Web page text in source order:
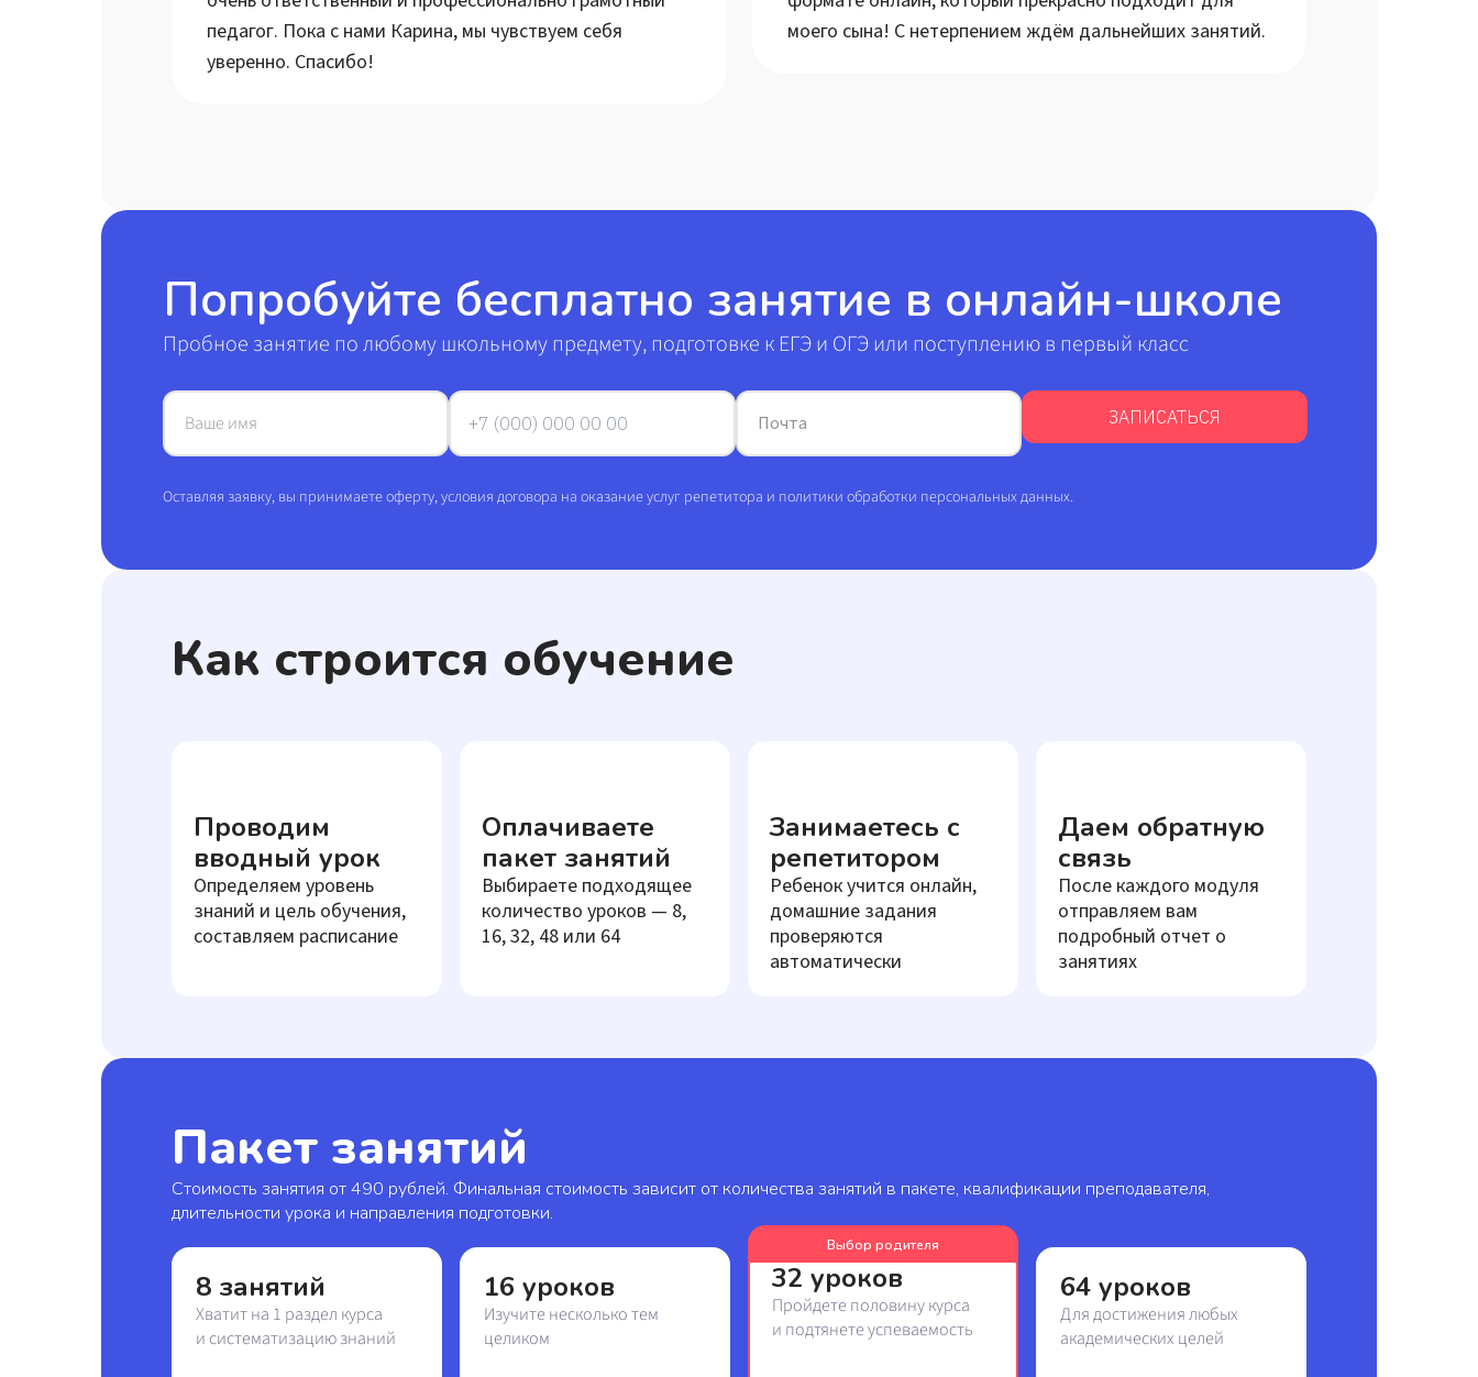
педагог. Пока с нами Карина, мы чувствуем себя
уверенно. Спасибо!
моего сына! С нетерпением ждём дальнейших занятий.
Попробуйте бесплатно занятие в онлайн-школе
Пробное занятие по любому школьному предмету, подготовке к ЕГЭ и ОГЭ или поступлению в первый класс
Ваше имя Почта ЗАПИСАТЬСЯ
Оставляя заявку, вы принимаете оферту, условия договора на оказание услуг репетитора и политики обработки персональных данных.
Как строится обучение
Проводим
вводный урок
Определяем уровень
знаний и цель обучения,
составляем расписание
Оплачиваете
пакет занятий
Выбираете подходящее
количество уроков — 8,
16, 32, 48 или 64
Занимаетесь с
репетитором
Ребенок учится онлайн,
домашние задания
проверяются
автоматически
Даем обратную
связь
После каждого модуля
отправляем вам
подробный отчет о
занятиях
Пакет занятий
Стоимость занятия от 490 рублей. Финальная стоимость зависит от количества занятий в пакете, квалификации преподавателя,
длительности урока и направления подготовки.
8 занятий
Хватит на 1 раздел курса
и систематизацию знаний
16 уроков
Изучите несколько тем
целиком
Выбор родителя
32 уроков
Пройдете половину курса
и подтянете успеваемость
64 уроков
Для достижения любых
академических целей